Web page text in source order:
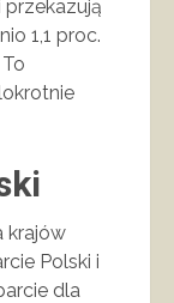
1,1 proc.
krajów
Polski i
dla